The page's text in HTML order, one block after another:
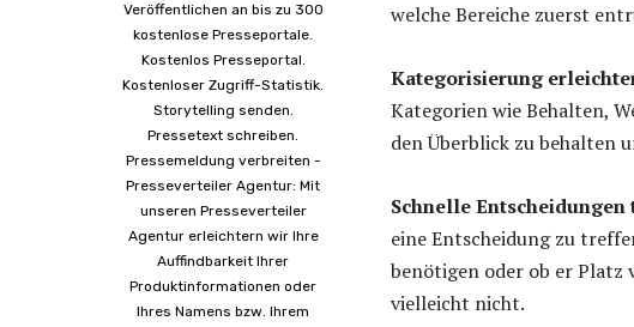
Veröffentlichen an bis zu 300
kostenlose Presseportale.
Kostenlos Presseportal.
Kostenloser Zugriff-Statistik.
Storytelling senden.
Pressetext schreiben.
Pressemeldung verbreiten -
Presseverteiler Agentur: Mit
unseren Presseverteiler
Agentur erleichtern wir Ihre
Auffindbarkeit Ihrer
Produktinformationen oder
Ihres Namens bzw. Ihrem
welche Bereiche zuerst
Kategorisierung
Kategorien wie Behalten,
den Überblick zu behalten
Schnelle
eine Entscheidung zu
benötigen oder ob er Platz
vielleicht nicht.